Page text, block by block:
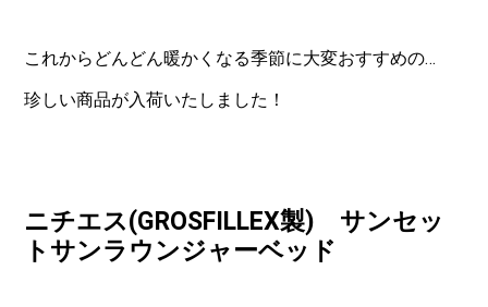
これからどんどん暖かくなる季節に大変おすすめの…
珍しい商品が入荷いたしました！
ニチエス(GROSFILLEX製) サンセッ
トサンラウンジャーベッド